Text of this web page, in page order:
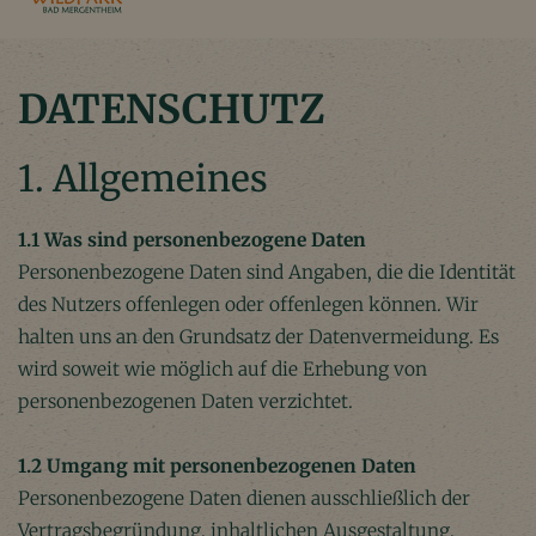
DATENSCHUTZ
1. Allgemeines
1.1 Was sind personenbezogene Daten
Personenbezogene Daten sind Angaben, die die Identität
des Nutzers offenlegen oder offenlegen können. Wir
halten uns an den Grundsatz der Datenvermeidung. Es
wird soweit wie möglich auf die Erhebung von
personenbezogenen Daten verzichtet.
1.2 Umgang mit personenbezogenen Daten
Personenbezogene Daten dienen ausschließlich der
Vertragsbegründung, inhaltlichen Ausgestaltung,